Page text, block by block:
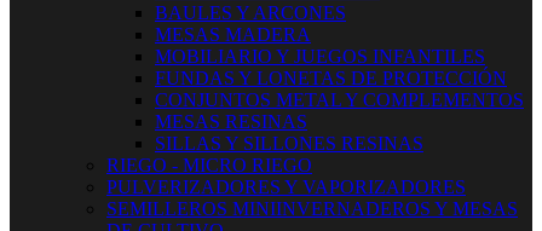
BAULES Y ARCONES
MESAS MADERA
MOBILIARIO Y JUEGOS INFANTILES
FUNDAS Y LONETAS DE PROTECCIÓN
CONJUNTOS METAL Y COMPLEMENTOS
MESAS RESINAS
SILLAS Y SILLONES RESINAS
RIEGO - MICRO RIEGO
PULVERIZADORES Y VAPORIZADORES
SEMILLEROS MINIINVERNADEROS Y MESAS